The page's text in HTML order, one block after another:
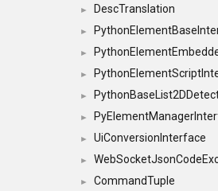
► DescTranslation
►
►
►
►
►
► UiConversionInterface
►
► CommandTuple